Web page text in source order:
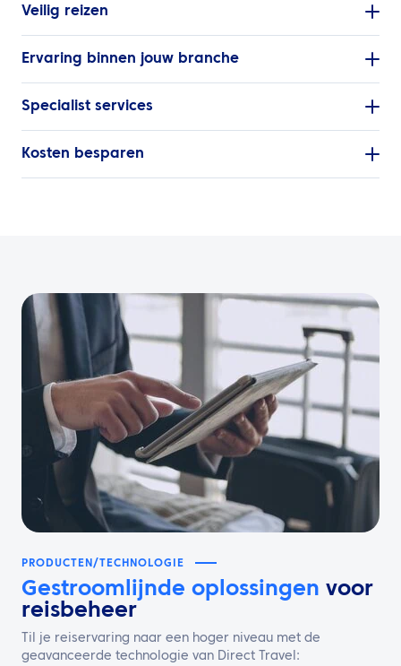
Veilig reizen
Ervaring binnen jouw branche
Specialist services
Kosten besparen
PRODUCTEN/TECHNOLOGIE
Gestroomlijnde oplossingen voor
reisbeheer
Til je reiservaring naar een hoger niveau met de
geavanceerde technologie van Direct Travel: